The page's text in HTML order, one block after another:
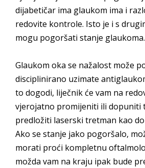
dijabetičar ima glaukom ima i
redovite kontrole. Isto je i s
mogu pogoršati stanje glaukoma.
Glaukom oka se nažalost može
disciplinirano uzimate
to dogodi, liječnik će vam na
vjerojatno promijeniti ili dopuniti
predložiti laserski tretman kao
Ako se stanje jako pogoršalo,
morati proći kompletnu
možda vam na kraju ipak bude